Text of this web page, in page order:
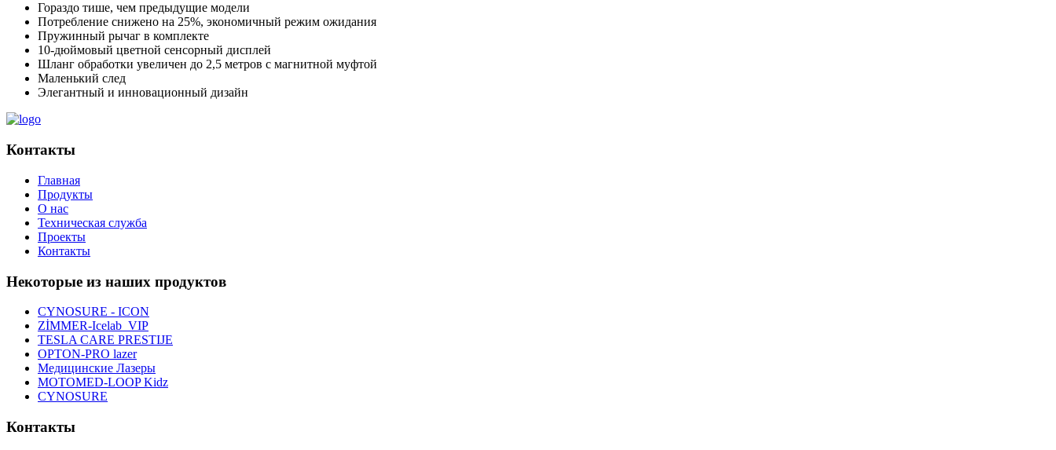
Гораздо тише, чем предыдущие модели
Потребление снижено на 25%, экономичный режим ожидания
Пружинный рычаг в комплекте
10-дюймовый цветной сенсорный дисплей
Шланг обработки увеличен до 2,5 метров с магнитной муфтой
Маленький след
Элегантный и инновационный дизайн
Контакты
Главная
Продукты
О нас
Техническая служба
Проекты
Контакты
Некоторые из наших продуктов
CYNOSURE - ICON
ZİMMER-Icelab_VIP
TESLA CARE PRESTIJE
OPTON-PRO lazer
Медицинские Лазеры
MOTOMED-LOOP Kidz
CYNOSURE
Контакты